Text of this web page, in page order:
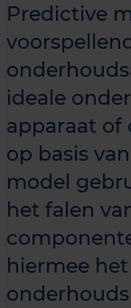
Predictive
ideale
apparaat of
op basis
model
het falen
hiermee